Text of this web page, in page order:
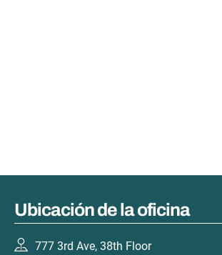
Ubicación de la oficina
777 3rd Ave, 38th Floor